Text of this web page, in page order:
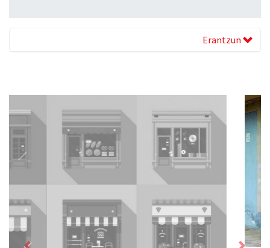
Erantzun
Next